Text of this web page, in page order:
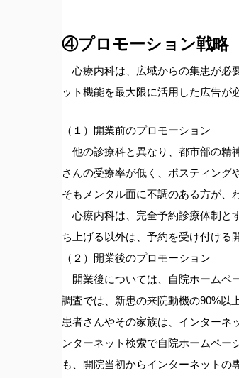
④プロモーション戦略
心療内科は、広域からの集患が必
ット機能を最大限に活用した広告が
（１）開業前のプロモーション
他の診療科と異なり、都市部の精
さんの受療率が低く、ポスティング
そもメンタル面に不調のある方が、
心療内科は、完全予約診療体制と
ち上げる以外は、予約を受け付ける
（２）開業後のプロモーション
開業後については、自院ホームペ
調査では、新患の来院動機の90%以
患者さんやその家族は、インターネ
ンターネット検索で自院ホームペー
も、開院当初からインターネットの